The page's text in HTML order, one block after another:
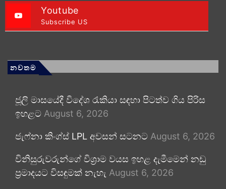
Youtube
Subscribe US
නවතම
ජූලි මාසයේදී විදේශ රැකියා සඳහා පිටත්ව ගිය පිරිස
ඉහළට August 6, 2026
ජැෆ්නා කිංග්ස් LPL අවසන් සටනට August 6, 2026
විනිසුරුවරුන්ගේ විශ්‍රාම වයස ඉහළ දැමීමෙන් නඩු
ප්‍රමාදයට විසඳුමක් නැහැ August 6, 2026